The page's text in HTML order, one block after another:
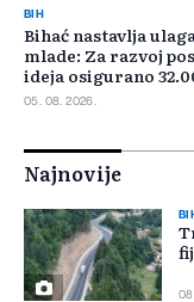
BIH
Bihać nastavlja
mlade: Za razvoj
ideja osigurano
05. 08. 2026.
Najnovije